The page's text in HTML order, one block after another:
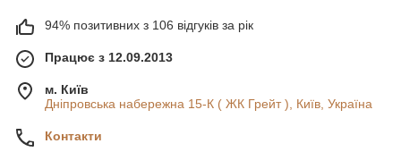
94% позитивних з 106 відгуків за рік
Працює з 12.09.2013
м. Київ
Дніпровська набережна 15-К ( ЖК Грейт ), Київ, Україна
Контакти